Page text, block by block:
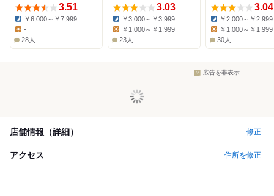
3.51
Dinner:
￥6,000～￥7,999
Lunch:
-
28人
3.03
Dinner:
￥3,000～￥3,999
Lunch:
￥1,000～￥1,999
23人
3.04
Dinner:
￥2,000～￥2,999
Lunch:
￥1,000～￥1,999
30人
広告を非表示
店舗情報（詳細） 修正
アクセス 住所を修正